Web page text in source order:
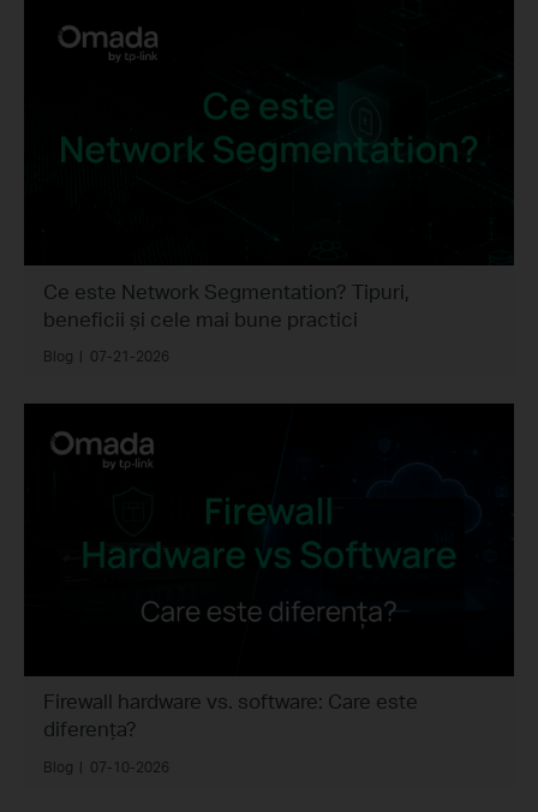
Ce este Network Segmentation? Tipuri,
beneficii și cele mai bune practici
Blog | 07-21-2026
Firewall hardware vs. software: Care este
diferența?
Blog | 07-10-2026